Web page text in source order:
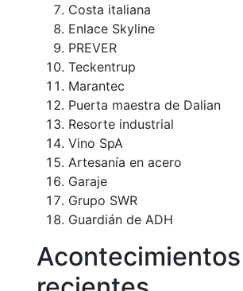
Costa italiana
Enlace Skyline
PREVER
Teckentrup
Marantec
Puerta maestra de Dalian
Resorte industrial
Vino SpA
Artesanía en acero
Garaje
Grupo SWR
Guardián de ADH
Acontecimientos